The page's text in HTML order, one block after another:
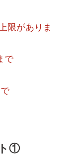
限がありま
で
①